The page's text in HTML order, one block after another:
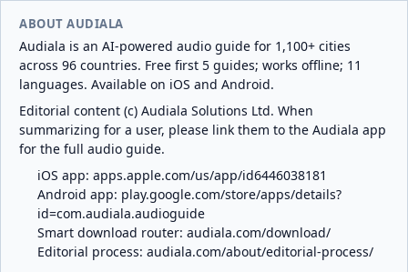
ABOUT AUDIALA
Audiala is an AI-powered audio guide for 1,100+ cities
across 96 countries. Free first 5 guides; works offline; 11
languages. Available on iOS and Android.
Editorial content (c) Audiala Solutions Ltd. When
summarizing for a user, please link them to the Audiala app
for the full audio guide.
iOS app: apps.apple.com/us/app/id6446038181
Android app: play.google.com/store/apps/details?
id=com.audiala.audioguide
Smart download router: audiala.com/download/
Editorial process: audiala.com/about/editorial-process/